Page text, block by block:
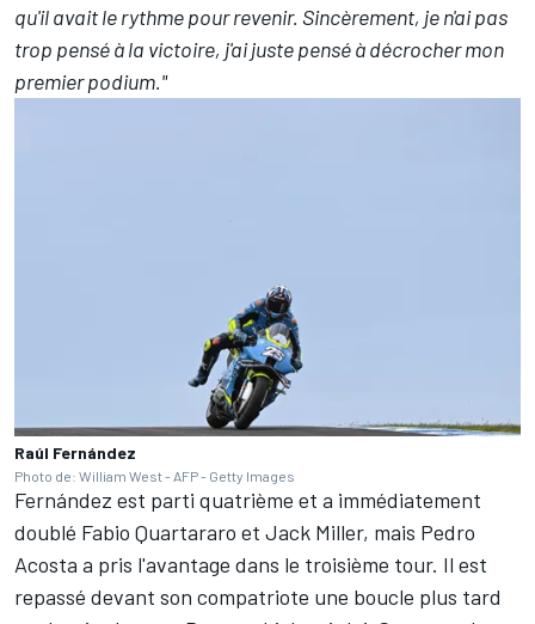
qu'il avait le rythme pour revenir. Sincèrement, je n'ai pas
trop pensé à la victoire, j'ai juste pensé à décrocher mon
premier podium."
Raúl Fernández
Photo de: William West - AFP - Getty Images
Fernández est parti quatrième et a immédiatement
doublé Fabio Quartararo et Jack Miller, mais Pedro
Acosta a pris l'avantage dans le troisième tour. Il est
repassé devant son compatriote une boucle plus tard